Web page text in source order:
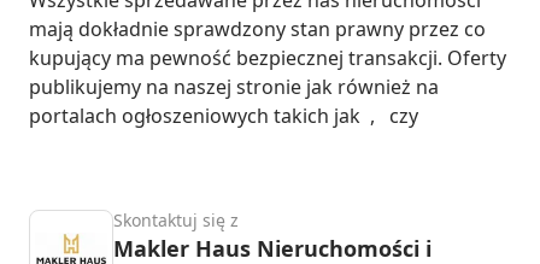
mają dokładnie sprawdzony stan prawny przez co
kupujący ma pewność bezpiecznej transakcji. Oferty
publikujemy na naszej stronie jak również na
portalach ogłoszeniowych takich jak  ,   czy
Skontaktuj się z
Makler Haus Nieruchomości i